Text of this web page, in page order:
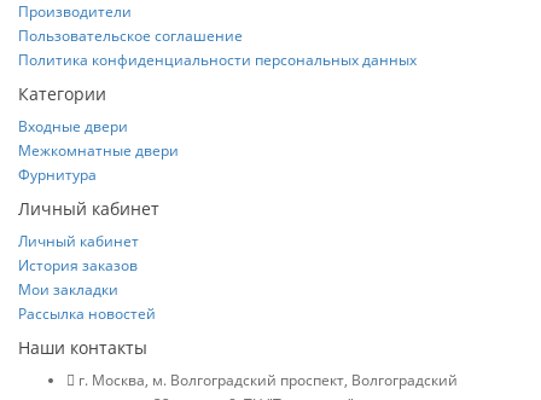
Производители
Пользовательское соглашение
Политика конфиденциальности персональных данных
Категории
Входные двери
Межкомнатные двери
Фурнитура
Личный кабинет
Личный кабинет
История заказов
Мои закладки
Рассылка новостей
Наши контакты
г. Москва, м. Волгоградский проспект, Волгоградский